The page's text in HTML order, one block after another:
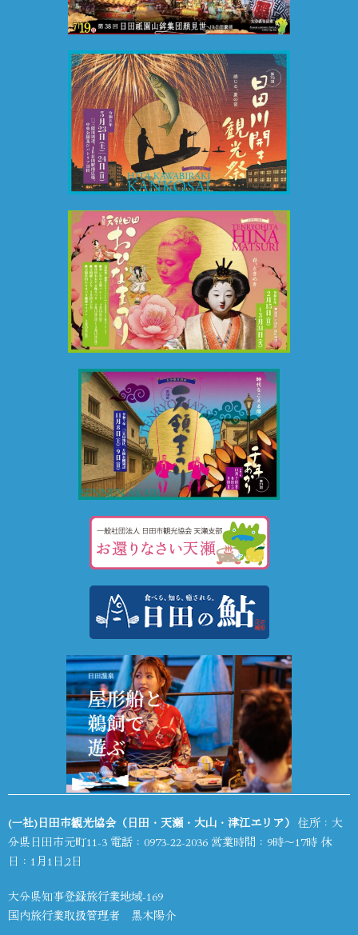
(一社)日田市観光協会（日田・天瀬・大山・津江エリア） 住所：大
分県日田市元町11-3 電話： 0973-22-2036 営業時間：9時～17時 休
日：1月1日,2日
大分県知事登録旅行業地域-169
国内旅行業取扱管理者 黒木陽介